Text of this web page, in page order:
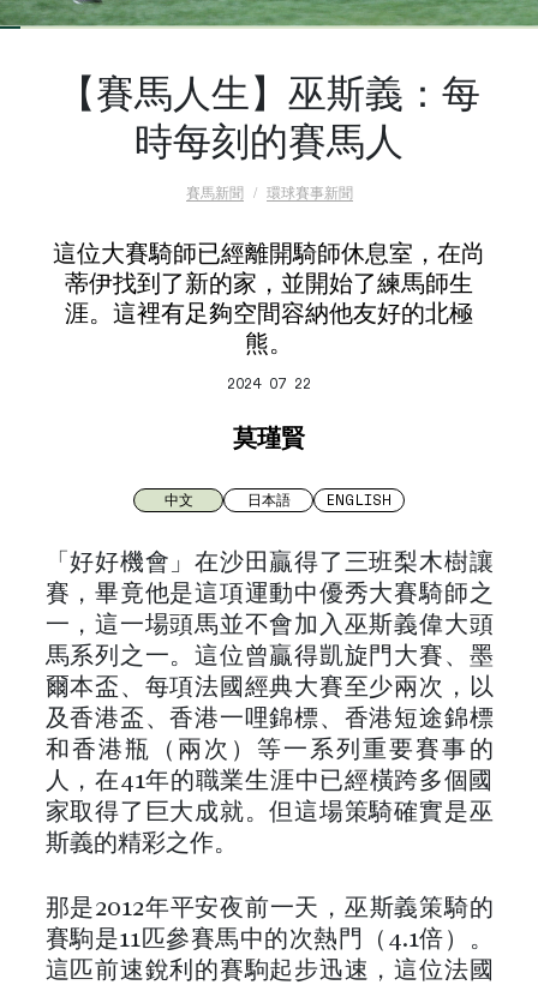
【賽馬人生】巫斯義：每
時每刻的賽馬人
賽馬新聞 環球賽事新聞
這位大賽騎師已經離開騎師休息室，在尚
蒂伊找到了新的家，並開始了練馬師生
涯。這裡有足夠空間容納他友好的北極
熊。
2024 07 22
莫瑾賢
中文 日本語 ENGLISH
「好好機會」在沙田贏得了三班梨木樹讓
賽，畢竟他是這項運動中優秀大賽騎師之
一，這一場頭馬並不會加入巫斯義偉大頭
馬系列之一。這位曾贏得凱旋門大賽、墨
爾本盃、每項法國經典大賽至少兩次，以
及香港盃、香港一哩錦標、香港短途錦標
和香港瓶（兩次）等一系列重要賽事的
人，在41年的職業生涯中已經橫跨多個國
家取得了巨大成就。但這場策騎確實是巫
斯義的精彩之作。
那是2012年平安夜前一天，巫斯義策騎的
賽駒是11匹參賽馬中的次熱門（4.1倍）。
這匹前速銳利的賽駒起步迅速，這位法國